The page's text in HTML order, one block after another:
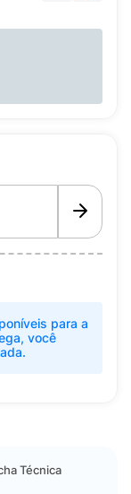
para a
você
Técnica